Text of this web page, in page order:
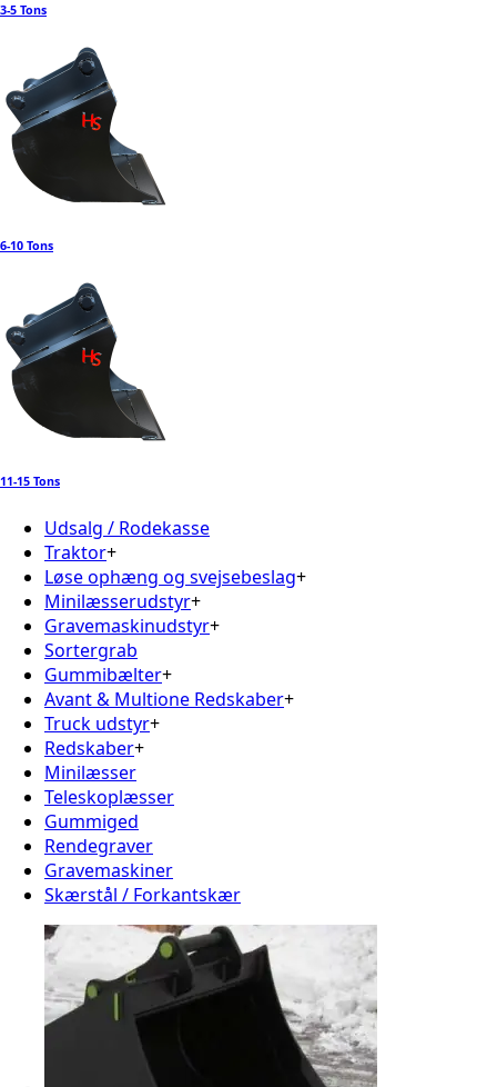
3-5 Tons
6-10 Tons
11-15 Tons
Udsalg / Rodekasse
Traktor+
Løse ophæng og svejsebeslag+
Minilæsserudstyr+
Gravemaskinudstyr+
Sortergrab
Gummibælter+
Avant & Multione Redskaber+
Truck udstyr+
Redskaber+
Minilæsser
Teleskoplæsser
Gummiged
Rendegraver
Gravemaskiner
Skærstål / Forkantskær